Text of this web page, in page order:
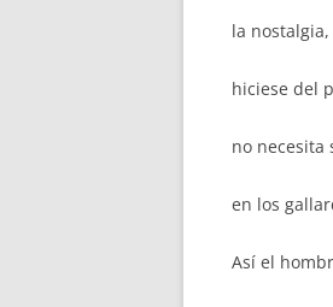
la
hiciese del
no necesita
en los
Así el